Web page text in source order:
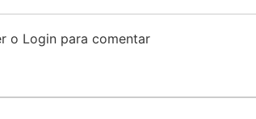
o Login para comentar